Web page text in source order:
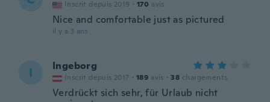
Inscrit depuis 2019 · 170 avis
Nice and comfortable just as pictured
il y a 3 ans
I Ingeborg
Inscrit depuis 2017 · 189 avis · 38 chargements
Verdrückt sich sehr, für Urlaub nicht